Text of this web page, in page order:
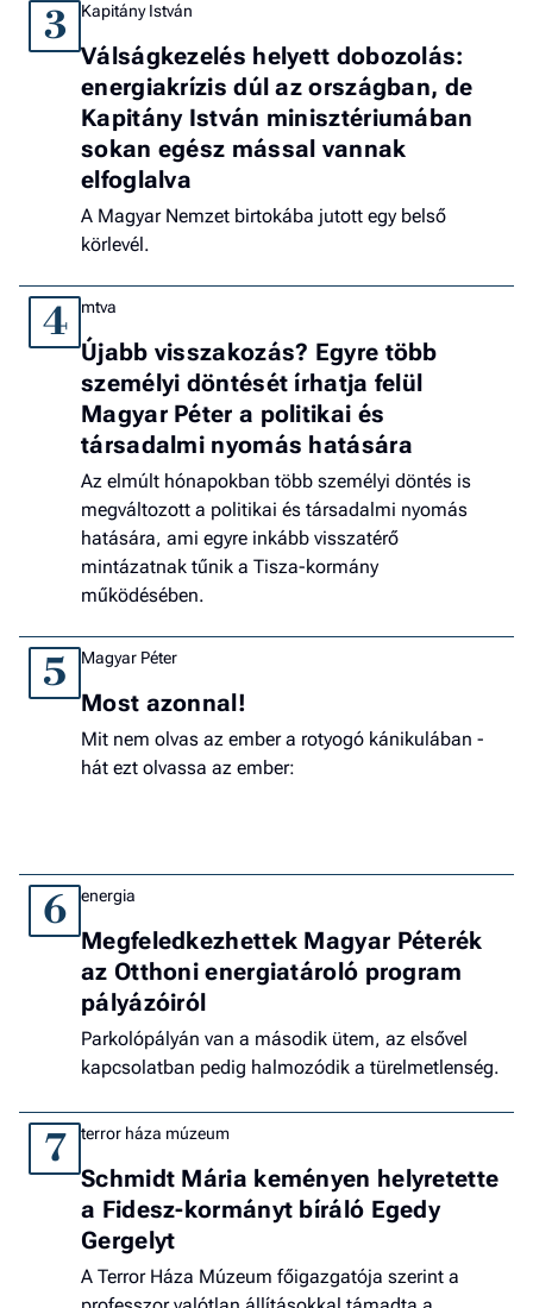
3 Kapitány István
Válságkezelés helyett dobozolás:
energiakrízis dúl az országban, de
Kapitány István minisztériumában
sokan egész mással vannak
elfoglalva
A Magyar Nemzet birtokába jutott egy belső
körlevél.
4 mtva
Újabb visszakozás? Egyre több
személyi döntését írhatja felül
Magyar Péter a politikai és
társadalmi nyomás hatására
Az elmúlt hónapokban több személyi döntés is
megváltozott a politikai és társadalmi nyomás
hatására, ami egyre inkább visszatérő
mintázatnak tűnik a Tisza-kormány
működésében.
5 Magyar Péter
Most azonnal!
Mit nem olvas az ember a rotyogó kánikulában -
hát ezt olvassa az ember:
6 energia
Megfeledkezhettek Magyar Péterék
az Otthoni energiatároló program
pályázóiról
Parkolópályán van a második ütem, az elsővel
kapcsolatban pedig halmozódik a türelmetlenség.
7 terror háza múzeum
Schmidt Mária keményen helyretette
a Fidesz-kormányt bíráló Egedy
Gergelyt
A Terror Háza Múzeum főigazgatója szerint a